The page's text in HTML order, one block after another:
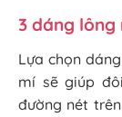
3 dáng lông
Lựa chọn
mí sẽ giúp
đường nét